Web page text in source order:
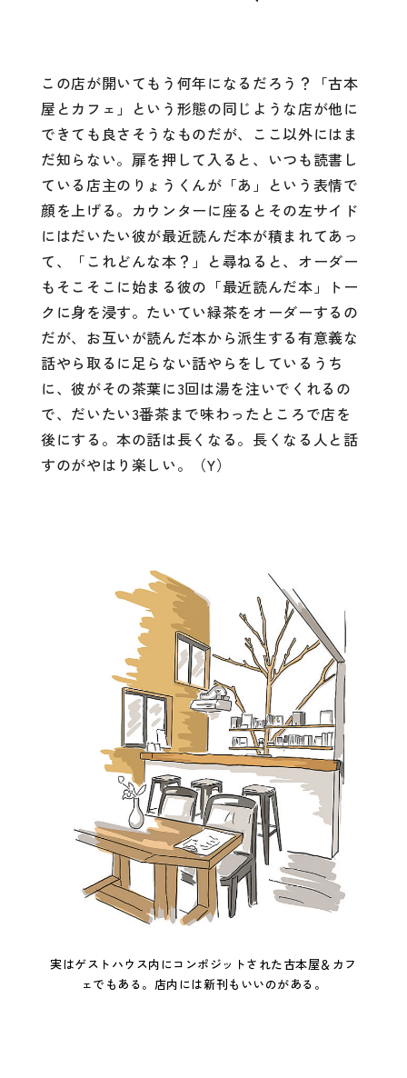
この店が開いてもう何年になるだろう？「古本
屋とカフェ」という形態の同じような店が他に
できても良さそうなものだが、ここ以外にはま
だ知らない。扉を押して入ると、いつも読書し
ている店主のりょうくんが「あ」という表情で
顔を上げる。カウンターに座るとその左サイド
にはだいたい彼が最近読んだ本が積まれてあっ
て、「これどんな本？」と尋ねると、オーダー
もそこそこに始まる彼の「最近読んだ本」トー
クに身を浸す。たいてい緑茶をオーダーするの
だが、お互いが読んだ本から派生する有意義な
話やら取るに足らない話やらをしているうち
に、彼がその茶葉に3回は湯を注いでくれるの
で、だいたい3番茶まで味わったところで店を
後にする。本の話は長くなる。長くなる人と話
すのがやはり楽しい。（Y）
実はゲストハウス内にコンポジットされた古本屋＆カフ
ェでもある。店内には新刊もいいのがある。